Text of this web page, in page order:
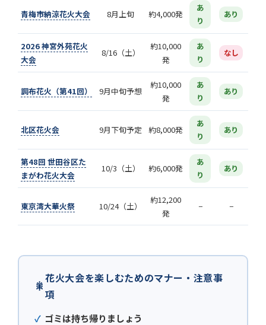
青梅市納涼花火大会 8月上旬 約4,000発
あ
り
あり
2026 神宮外苑花火
大会
8/16（土）
約10,000
発
あ
り
なし
調布花火（第41回） 9月中旬予想
約10,000
発
あ
り
あり
北区花火会 9月下旬予定 約8,000発
あ
り
あり
第48回 世田谷区た
まがわ花火大会
10/3（土） 約6,000発
あ
り
あり
東京湾大華火祭 10/24（土）
約12,200
発
− −
🎇
花火大会を楽しむためのマナー・注意事
項
ゴミは持ち帰りましょう